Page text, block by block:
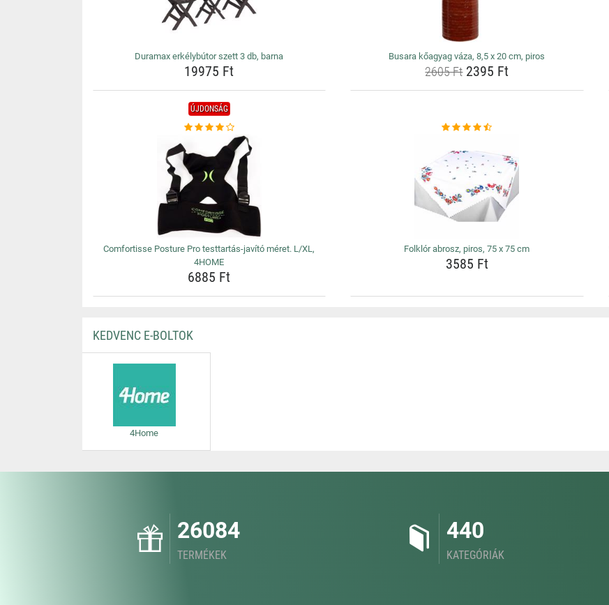
Duramax erkélybútor szett 3 db, barna
19975 Ft
Busara kőagyag váza, 8,5 x 20 cm, piros
2605 Ft2395 Ft
ÚJDONSÁG
Comfortisse Posture Pro testtartás-javító méret. L/XL,
4HOME
6885 Ft
Folklór abrosz, piros, 75 x 75 cm
3585 Ft
KEDVENC E-BOLTOK
4Home
26084
TERMÉKEK
440
KATEGÓRIÁK